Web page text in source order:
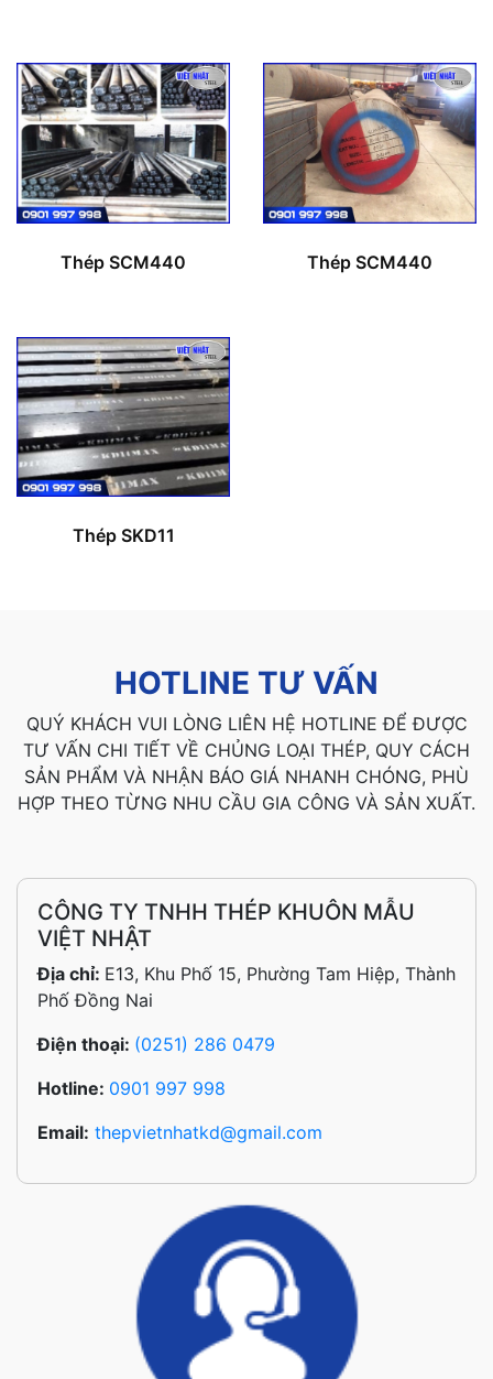
Thép SCM440 Thép SCM440
Thép SKD11
HOTLINE TƯ VẤN
QUÝ KHÁCH VUI LÒNG LIÊN HỆ HOTLINE ĐỂ ĐƯỢC
TƯ VẤN CHI TIẾT VỀ CHỦNG LOẠI THÉP, QUY CÁCH
SẢN PHẨM VÀ NHẬN BÁO GIÁ NHANH CHÓNG, PHÙ
HỢP THEO TỪNG NHU CẦU GIA CÔNG VÀ SẢN XUẤT.
CÔNG TY TNHH THÉP KHUÔN MẪU
VIỆT NHẬT
Địa chỉ: E13, Khu Phố 15, Phường Tam Hiệp, Thành
Phố Đồng Nai
Điện thoại: (0251) 286 0479
Hotline: 0901 997 998
Email: thepvietnhatkd@gmail.com